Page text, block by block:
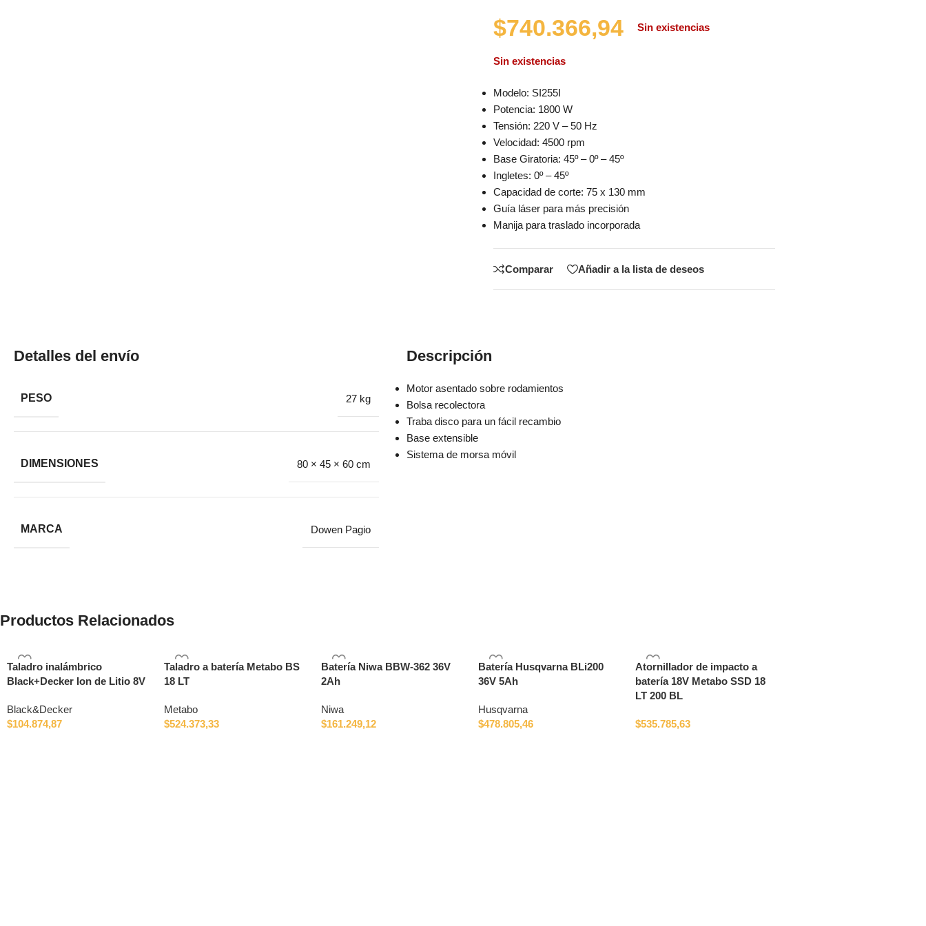
$740.366,94 Sin existencias
Sin existencias
Modelo: SI255I
Potencia: 1800 W
Tensión: 220 V – 50 Hz
Velocidad: 4500 rpm
Base Giratoria: 45º – 0º – 45º
Ingletes: 0º – 45º
Capacidad de corte: 75 x 130 mm
Guía láser para más precisión
Manija para traslado incorporada
Comparar Añadir a la lista de deseos
Detalles del envío
PESO 27 kg
DIMENSIONES 80 × 45 × 60 cm
MARCA Dowen Pagio
Descripción
Motor asentado sobre rodamientos
Bolsa recolectora
Traba disco para un fácil recambio
Base extensible
Sistema de morsa móvil
Productos Relacionados
Taladro inalámbrico
Black+Decker Ion de Litio 8V
Black&Decker
$104.874,87
Taladro a batería Metabo BS
18 LT
Metabo
$524.373,33
Batería Niwa BBW-362 36V
2Ah
Niwa
$161.249,12
Batería Husqvarna BLi200
36V 5Ah
Husqvarna
$478.805,46
Atornillador de impacto a
batería 18V Metabo SSD 18
LT 200 BL
$535.785,63